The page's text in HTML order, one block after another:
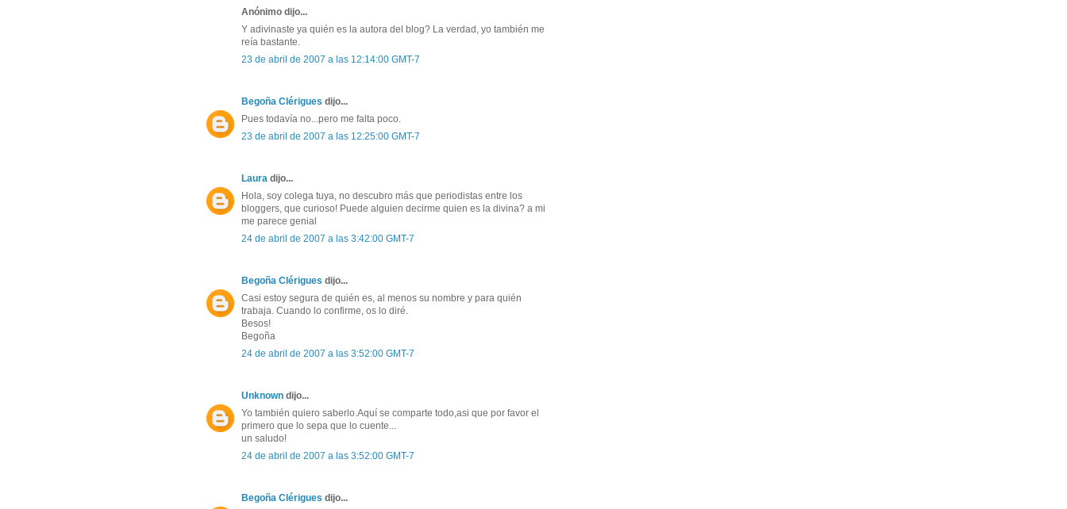
Anónimo dijo...
Y adivinaste ya quién es la autora del blog? La verdad, yo también me
reía bastante.
23 de abril de 2007 a las 12:14:00 GMT-7
Begoña Clérigues dijo...
Pues todavía no...pero me falta poco.
23 de abril de 2007 a las 12:25:00 GMT-7
Laura dijo...
Hola, soy colega tuya, no descubro más que periodistas entre los
bloggers, que curioso! Puede alguien decirme quien es la divina? a mi
me parece genial
24 de abril de 2007 a las 3:42:00 GMT-7
Begoña Clérigues dijo...
Casi estoy segura de quién es, al menos su nombre y para quién
trabaja. Cuando lo confirme, os lo diré.
Besos!
Begoña
24 de abril de 2007 a las 3:52:00 GMT-7
Unknown dijo...
Yo también quiero saberlo.Aquí se comparte todo,asi que por favor el
primero que lo sepa que lo cuente...
un saludo!
24 de abril de 2007 a las 3:52:00 GMT-7
Begoña Clérigues dijo...